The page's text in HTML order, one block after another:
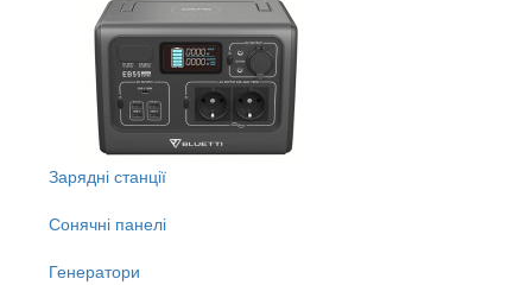
Зарядні станції
Сонячні панелі
Генератори